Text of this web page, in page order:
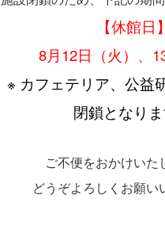
【休館日】
8月12日（火）、
※ カフェテリア、公益
閉鎖となりま
ご不便をおかけいた
どうぞよろしくお願い